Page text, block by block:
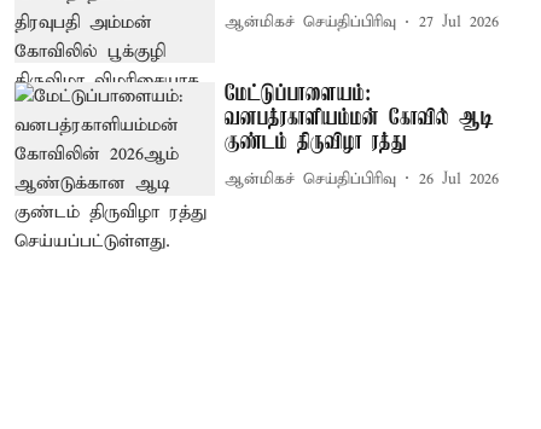
ஆன்மிகச் செய்திப்பிரிவு 27 Jul 2026
மேட்டுப்பாளையம்:
வனபத்ரகாளியம்மன் கோவில் ஆடி
குண்டம் திருவிழா ரத்து
ஆன்மிகச் செய்திப்பிரிவு 26 Jul 2026